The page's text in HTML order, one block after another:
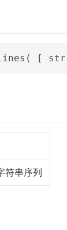
( [ str
符串序列